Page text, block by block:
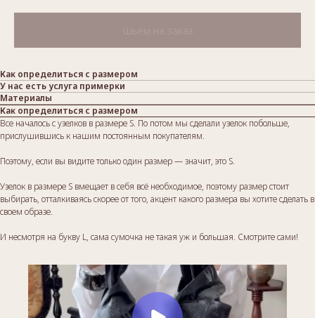
Как определиться с размером
У нас есть услуга примерки
Материалы
Как определиться с размером
Все началось с узелков в размере S. По потом мы сделали узелок побольше,
прислушившись к нашим постоянным покупателям.
Поэтому, если вы видите только один размер — значит, это S.
Узелок в размере S вмещает в себя всё необходимое, поэтому размер стоит
выбирать, отталкиваясь скорее от того, акцент какого размера вы хотите сделать в
своем образе.
И несмотря на букву L, сама сумочка не такая уж и большая. Смотрите сами!